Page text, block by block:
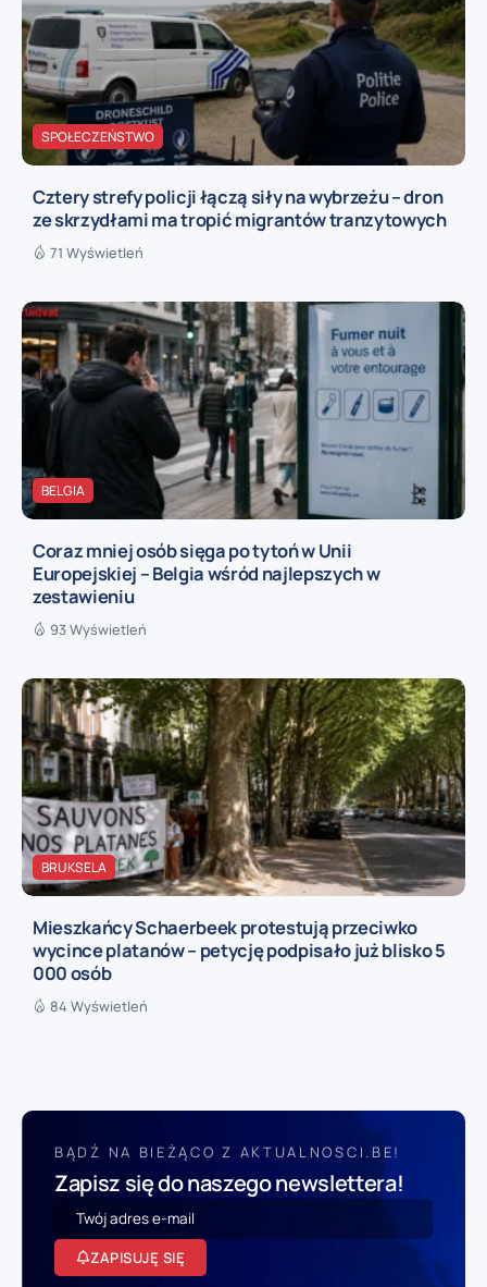
SPOŁECZEŃSTWO
Cztery strefy policji łączą siły na wybrzeżu – dron
ze skrzydłami ma tropić migrantów tranzytowych
71 Wyświetleń
BELGIA
Coraz mniej osób sięga po tytoń w Unii
Europejskiej – Belgia wśród najlepszych w
zestawieniu
93 Wyświetleń
BRUKSELA
Mieszkańcy Schaerbeek protestują przeciwko
wycince platanów – petycję podpisało już blisko 5
000 osób
84 Wyświetleń
BĄDŹ NA BIEŻĄCO Z AKTUALNOSCI.BE!
Zapisz się do naszego newslettera!
ZAPISUJĘ SIĘ